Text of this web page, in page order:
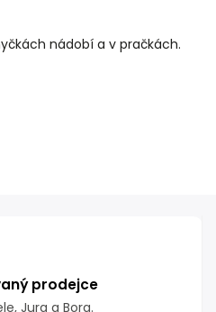
nádobí a v pračkách.
prodejce
Jura a Bora.